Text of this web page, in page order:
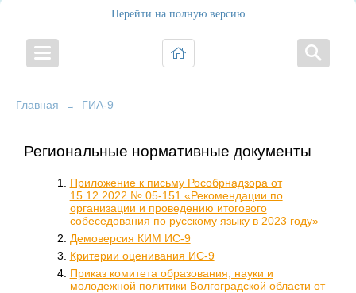
Перейти на полную версию
Главная → ГИА-9
Региональные нормативные документы
Приложение к письму Рособрнадзора от
15.12.2022 № 05-151 «Рекомендации по
организации и проведению итогового
собеседования по русскому языку в 2023 году»
Демоверсия КИМ ИС-9
Критерии оценивания ИС-9
Приказ комитета образования, науки и
молодежной политики Волгоградской области от